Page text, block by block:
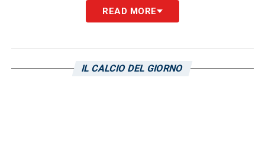
9 punti dal secondo posto, occupato proprio
dal Genoa, che vale la promozione diretta. I
porterebbero a soli 6 punti dalla seconda
READ MORE
IL CALCIO DEL GIORNO